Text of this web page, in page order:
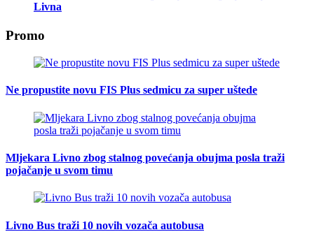
Livna
Promo
Ne propustite novu FIS Plus sedmicu za super uštede
Mljekara Livno zbog stalnog povećanja obujma posla traži
pojačanje u svom timu
Livno Bus traži 10 novih vozača autobusa